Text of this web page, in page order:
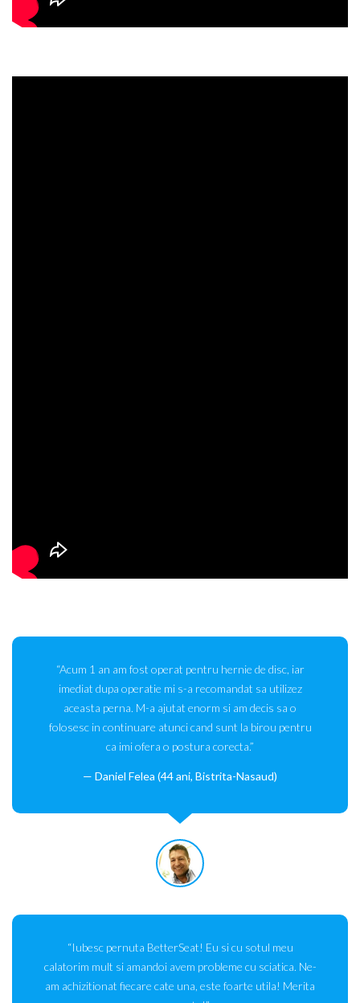
“Acum 1 an am fost operat pentru hernie de disc, iar
imediat dupa operatie mi s-a recomandat sa utilizez
aceasta perna. M-a ajutat enorm si am decis sa o
folosesc in continuare atunci cand sunt la birou pentru
ca imi ofera o postura corecta.”
Daniel Felea (44 ani, Bistrita-Nasaud)
“Iubesc pernuta BetterSeat! Eu si cu sotul meu
calatorim mult si amandoi avem probleme cu sciatica. Ne-
am achizitionat fiecare cate una, este foarte utila! Merita